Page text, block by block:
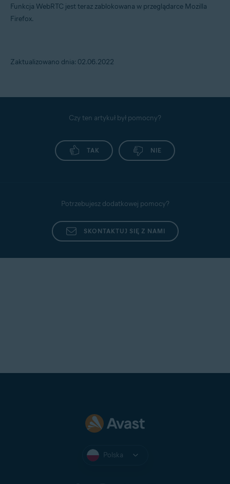
Funkcja WebRTC jest teraz zablokowana w przeglądarce Mozilla
Firefox.
Zaktualizowano dnia: 02.06.2022
Czy ten artykuł był pomocny?
TAK NIE
Potrzebujesz dodatkowej pomocy?
SKONTAKTUJ SIĘ Z NAMI
Polska